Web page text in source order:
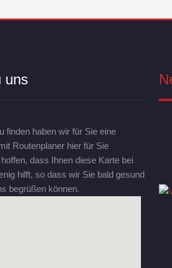
uns
finden haben wir für Sie eine
Routenplaner hier für Sie
dass Ihnen diese Karte bei
hilft, so dass wir Sie bald gesund
begrüßen können.